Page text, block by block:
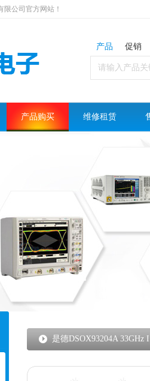
公司官方网站！
产品 促销
产品购买 维修租赁
是德DSOX93204A 33GHz